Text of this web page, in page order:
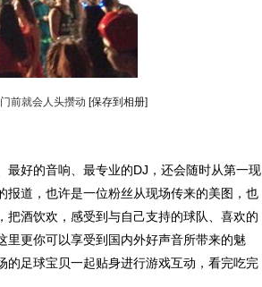
前就会人头攒动 [保存到相册]
好的音响、最专业的DJ，还会随时从第一现
道，也许是一位粉丝从现场传来的美图，也
酒饮欢，感受到与自己支持的球队、喜欢的
里更你可以享受到国内外好声音所带来的魅
的足球宝贝一起贴身进行游戏互动，看完吃完